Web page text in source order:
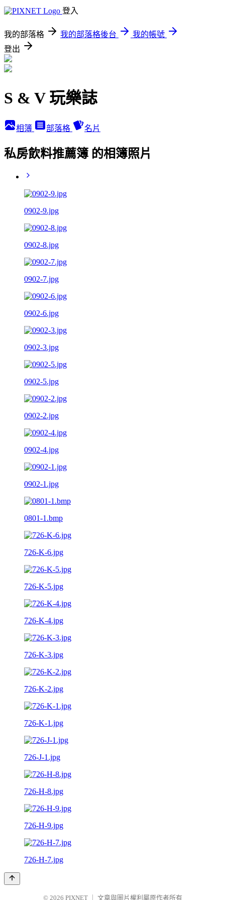
登入
我的部落格 我的部落格後台
我的帳號
登出
S & V 玩樂誌
相簿 部落格 名片
私房飲料推薦簿 的相簿照片
0902-9.jpg
0902-8.jpg
0902-7.jpg
0902-6.jpg
0902-3.jpg
0902-5.jpg
0902-2.jpg
0902-4.jpg
0902-1.jpg
0801-1.bmp
726-K-6.jpg
726-K-5.jpg
726-K-4.jpg
726-K-3.jpg
726-K-2.jpg
726-K-1.jpg
726-J-1.jpg
726-H-8.jpg
726-H-9.jpg
726-H-7.jpg
© 2026 PIXNET 文章與圖片權利屬原作者所有